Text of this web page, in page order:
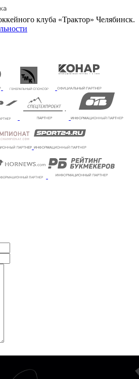
клуба «Трактор» Челябинск.